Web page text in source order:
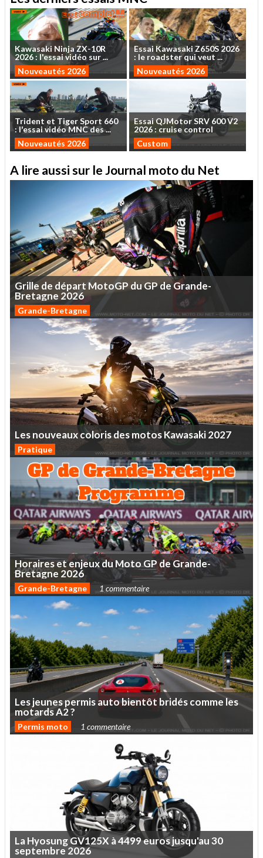
Kawasaki NinjaZX-10R
2026: l'essaividéo sur...
Nouveautés 2026
Essai KawasakiZ650S 2026
: le roadsterquiveut ...
Nouveautés 2026
Trident et TigerSport 660
: l'essaividéoMNCdes...
Nouveautés 2026
EssaiQJMotorSRV 600V2
2026 : cruise control
Custom
A lire aussi sur le Journal moto du Net
Grille de départ MotoGP duGPdeGrande-
Bretagne 2026
Grande-Bretagne
LesnouveauxcolorisdesmotosKawasaki2027
Pratique
HorairesetenjeuxduMotoGPdeGrande-
Bretagne 2026
Grande-Bretagne 1 commentaire
Lesjeunespermisautobientôt bridéscommeles
motardsA2?
Permis moto 1 commentaire
LaHyosungGV125X à4499eurosjusqu'au30
septembre 2026